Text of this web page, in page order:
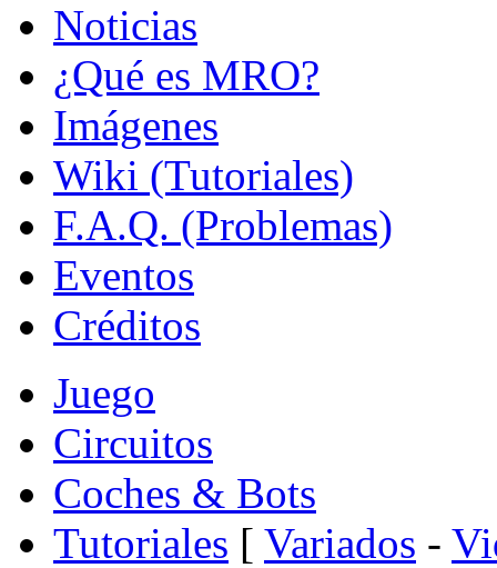
Noticias
¿Qué es MRO?
Imágenes
Wiki (Tutoriales)
F.A.Q. (Problemas)
Eventos
Créditos
Juego
Circuitos
Coches & Bots
Tutoriales [ Variados -